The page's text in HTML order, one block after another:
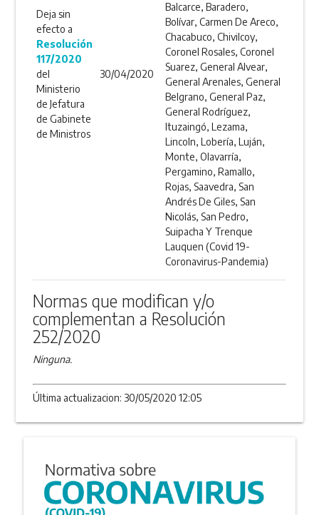
Deja sin
efecto a
Resolución
117/2020
del
Ministerio
de Jefatura
de Gabinete
de Ministros
30/04/2020
Balcarce, Baradero,
Bolívar, Carmen De Areco,
Chacabuco, Chivilcoy,
Coronel Rosales, Coronel
Suarez, General Alvear,
General Arenales, General
Belgrano, General Paz,
General Rodríguez,
Ituzaingó, Lezama,
Lincoln, Lobería, Luján,
Monte, Olavarría,
Pergamino, Ramallo,
Rojas, Saavedra, San
Andrés De Giles, San
Nicolás, San Pedro,
Suipacha Y Trenque
Lauquen (Covid 19-
Coronavirus-Pandemia)
Normas que modifican y/o
complementan a Resolución
252/2020
Ninguna.
Última actualizacion: 30/05/2020 12:05